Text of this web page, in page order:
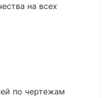
на всех
по чертежам